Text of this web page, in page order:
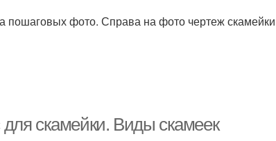
пошаговых фото. Справа на фото чертеж
скамейки. Виды скамеек